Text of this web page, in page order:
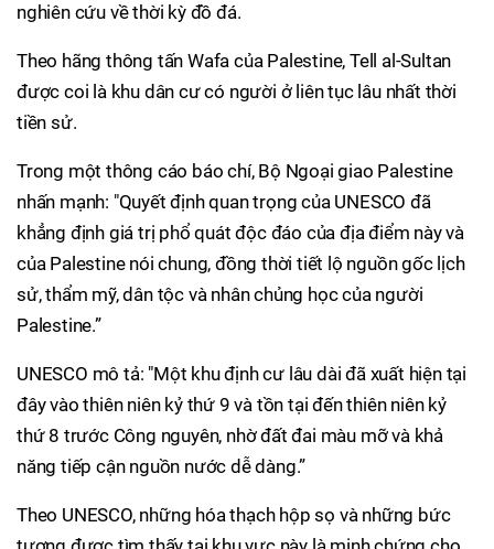
nghiên cứu về thời kỳ đồ đá.
Theo hãng thông tấn Wafa của Palestine, Tell al-Sultan
được coi là khu dân cư có người ở liên tục lâu nhất thời
tiền sử.
Trong một thông cáo báo chí, Bộ Ngoại giao Palestine
nhấn mạnh: "Quyết định quan trọng của UNESCO đã
khẳng định giá trị phổ quát độc đáo của địa điểm này và
của Palestine nói chung, đồng thời tiết lộ nguồn gốc lịch
sử, thẩm mỹ, dân tộc và nhân chủng học của người
Palestine.”
UNESCO mô tả: "Một khu định cư lâu dài đã xuất hiện tại
đây vào thiên niên kỷ thứ 9 và tồn tại đến thiên niên kỷ
thứ 8 trước Công nguyên, nhờ đất đai màu mỡ và khả
năng tiếp cận nguồn nước dễ dàng.”
Theo UNESCO, những hóa thạch hộp sọ và những bức